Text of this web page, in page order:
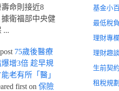
命則接近8
衛福部中央健
...
75歲後醫療
爆增3倍 趁早規
老有所「醫」
first on 保險
基金小
最低稅
理財專欄
理財趣談
生前契約
租稅規